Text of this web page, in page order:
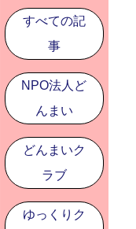
すべての記
事
NPO法人ど
んまい
どんまいク
ラブ
ゆっくりク